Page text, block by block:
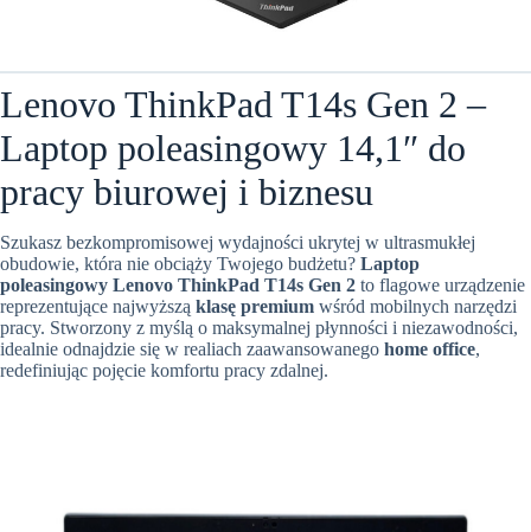
Lenovo ThinkPad T14s Gen 2 –
Laptop poleasingowy 14,1″ do
pracy biurowej i biznesu
Szukasz bezkompromisowej wydajności ukrytej w ultrasmukłej
obudowie, która nie obciąży Twojego budżetu? Laptop
poleasingowy Lenovo ThinkPad T14s Gen 2 to flagowe urządzenie
reprezentujące najwyższą klasę premium wśród mobilnych narzędzi
pracy. Stworzony z myślą o maksymalnej płynności i niezawodności,
idealnie odnajdzie się w realiach zaawansowanego home office,
redefiniując pojęcie komfortu pracy zdalnej.